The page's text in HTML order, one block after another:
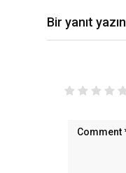
Bir yanıt yazın